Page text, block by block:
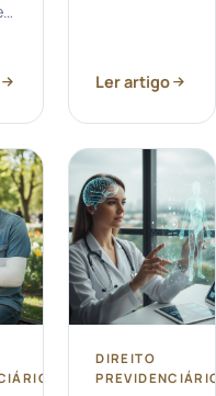
comprovação
segurados
especiais e
os desafios
envolvidos
no
processo.
Ler artigo
DIREITO